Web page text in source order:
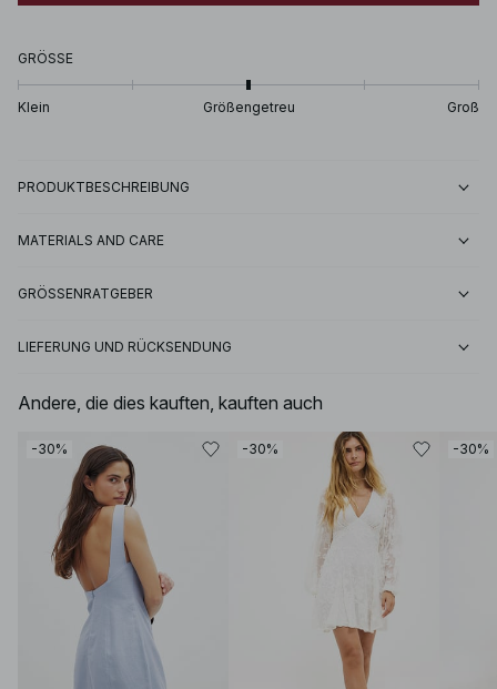
GRÖSSE
Klein Größengetreu Groß
PRODUKTBESCHREIBUNG
MATERIALS AND CARE
GRÖSSENRATGEBER
LIEFERUNG UND RÜCKSENDUNG
Andere, die dies kauften, kauften auch
-30% -30% -30%